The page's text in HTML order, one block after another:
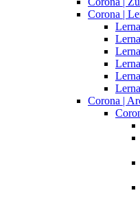
Corona |
Corona |